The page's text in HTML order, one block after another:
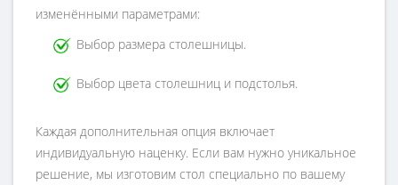
изменёнными параметрами:
Выбор размера столешницы.
Выбор цвета столешниц и подстолья.
Каждая дополнительная опция включает
индивидуальную наценку. Если вам нужно уникальное
решение, мы изготовим стол специально по вашему